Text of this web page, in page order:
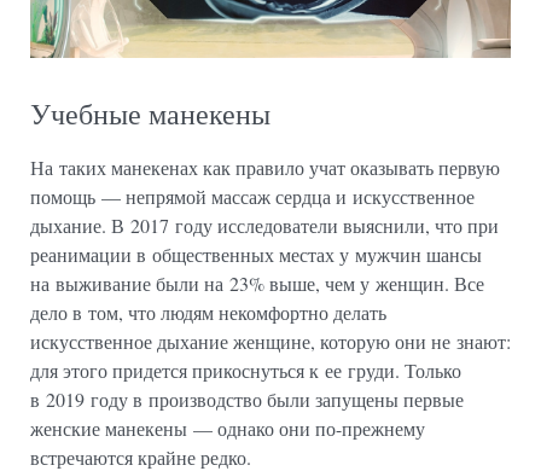
Учебные манекены
На таких манекенах как правило учат оказывать первую
помощь — непрямой массаж сердца и искусственное
дыхание. В 2017 году исследователи выяснили, что при
реанимации в общественных местах у мужчин шансы
на выживание были на 23% выше, чем у женщин. Все
дело в том, что людям некомфортно делать
искусственное дыхание женщине, которую они не знают:
для этого придется прикоснуться к ее груди. Только
в 2019 году в производство были запущены первые
женские манекены — однако они по-прежнему
встречаются крайне редко.